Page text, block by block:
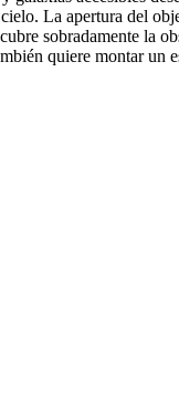
La apertura del
sobradamente la
quiere montar un